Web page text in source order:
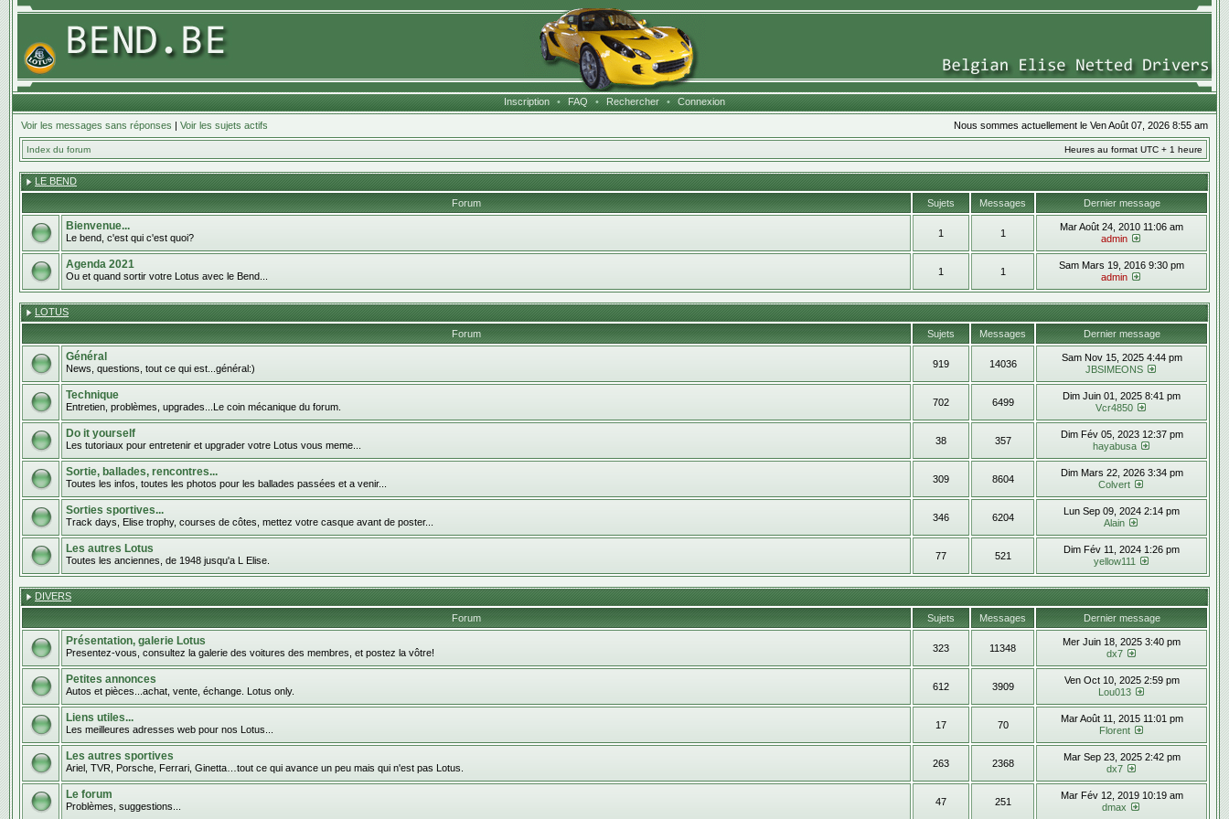
Inscription • FAQ • Rechercher • Connexion
Voir les messages sans réponses | Voir les sujets actifs Nous sommes actuellement le Ven Août 07, 2026 8:55 am
Index du forum Heures au format UTC + 1 heure
LE BEND
Forum
Sujets Messages Dernier message
Bienvenue...
Le bend, c'est qui c'est quoi? 1 1
Mar Août 24, 2010 11:06 am
admin
Agenda 2021
Ou et quand sortir votre Lotus avec le Bend... 1 1
Sam Mars 19, 2016 9:30 pm
admin
LOTUS
Forum
Sujets Messages Dernier message
Général
News, questions, tout ce qui est...général:) 919 14036
Sam Nov 15, 2025 4:44 pm
JBSIMEONS
Technique
Entretien, problèmes, upgrades...Le coin mécanique du forum. 702 6499
Dim Juin 01, 2025 8:41 pm
Vcr4850
Do it yourself
Les tutoriaux pour entretenir et upgrader votre Lotus vous meme... 38 357
Dim Fév 05, 2023 12:37 pm
hayabusa
Sortie, ballades, rencontres...
Toutes les infos, toutes les photos pour les ballades passées et a venir... 309 8604
Dim Mars 22, 2026 3:34 pm
Colvert
Sorties sportives...
Track days, Elise trophy, courses de côtes, mettez votre casque avant de poster... 346 6204
Lun Sep 09, 2024 2:14 pm
Alain
Les autres Lotus
Toutes les anciennes, de 1948 jusqu'a L Elise. 77 521
Dim Fév 11, 2024 1:26 pm
yellow111
DIVERS
Forum
Sujets Messages Dernier message
Présentation, galerie Lotus
Presentez-vous, consultez la galerie des voitures des membres, et postez la vôtre! 323 11348
Mer Juin 18, 2025 3:40 pm
dx7
Petites annonces
Autos et pièces...achat, vente, échange. Lotus only. 612 3909
Ven Oct 10, 2025 2:59 pm
Lou013
Liens utiles...
Les meilleures adresses web pour nos Lotus... 17 70
Mar Août 11, 2015 11:01 pm
Florent
Les autres sportives
Ariel, TVR, Porsche, Ferrari, Ginetta…tout ce qui avance un peu mais qui n'est pas Lotus. 263 2368
Mar Sep 23, 2025 2:42 pm
dx7
Le forum
Problèmes, suggestions... 47 251
Mar Fév 12, 2019 10:19 am
dmax